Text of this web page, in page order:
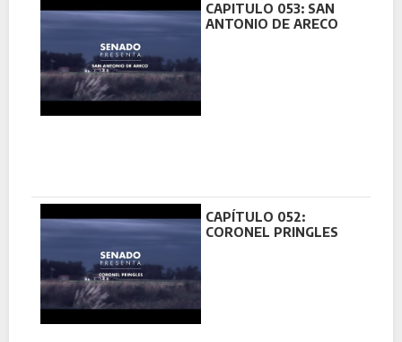
CAPITULO 053: SAN
ANTONIO DE ARECO
CAPÍTULO 052:
CORONEL PRINGLES